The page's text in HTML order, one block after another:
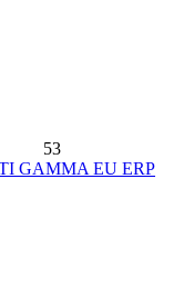
53
GAMMA EU ERP